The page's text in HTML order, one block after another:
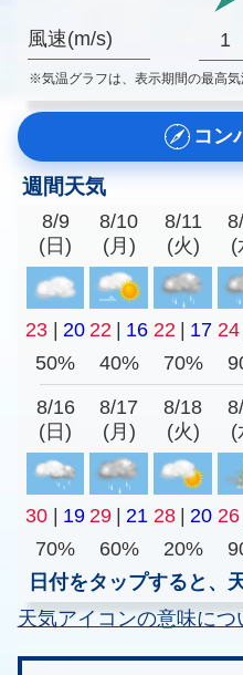
風速(m/s) 1
※気温グラフは、表示期間の最高気
コン
週間天気
8/9
(日)
8/10
(月)
8/11
(火)
(
23 | 20 22 | 16 22 | 17 24
50%
40% 70%
8/16
(日)
8/17
(月)
8/18
(火)
(
30 | 19 29 | 21 28 | 20 26
70%
60% 20%
日付をタップすると、
天気アイコンの意味につ